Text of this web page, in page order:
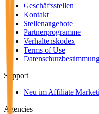
Geschäftsstellen
Kontakt
Stellenangebote
Partnerprogramme
Verhaltenskodex
Terms of Use
Support
Neu im Affiliate
Agencies